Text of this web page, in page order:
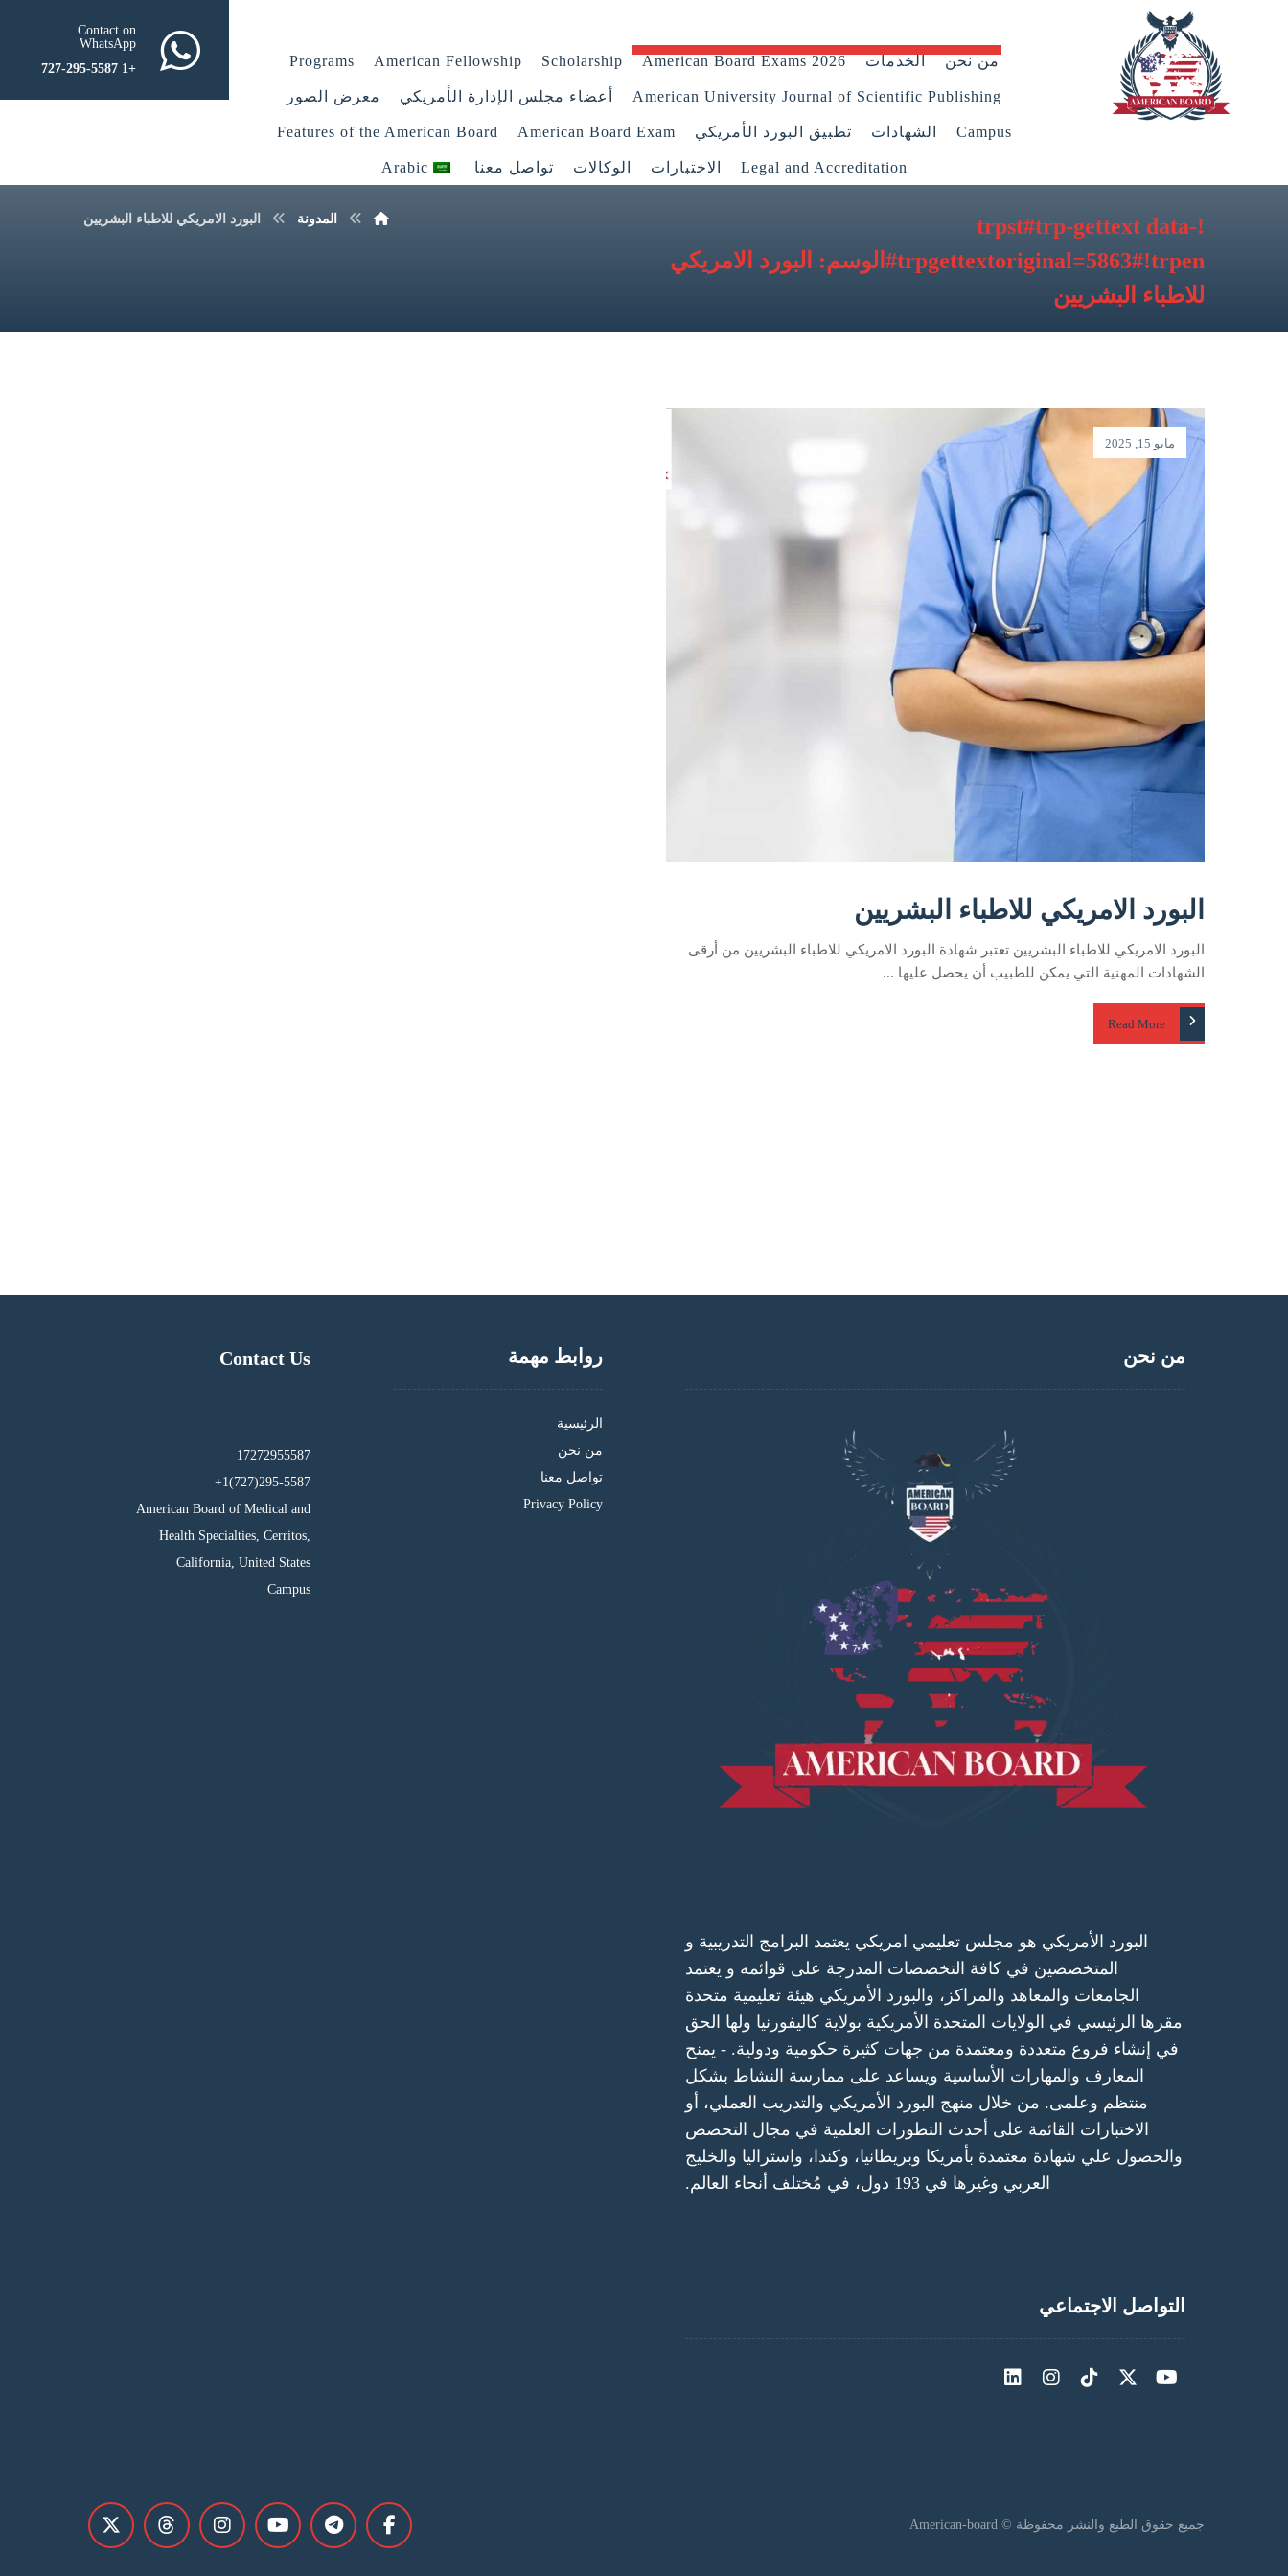
من نحن الخدمات American Board Exams 2026
Scholarship
American Fellowship
Programs
American University Journal of Scientific Publishing أعضاء مجلس الإدارة الأمريكي معرض الصور
Campus الشهادات تطبيق البورد الأمريكي American Board Exam
Features of the American Board
Legal and Accreditation الاختبارات الوكالات تواصل معنا Arabic
Contact on
WhatsApp
+1 727-295-5587
!trpst#trp-gettext data-
trpgettextoriginal=5863#!trpen#الوسم:
البورد الامريكي
للاطباء البشريين​
المدونة البورد الامريكي للاطباء البشريين​
البورد الامريكي للاطباء البشريين​
مايو 15, 2025
البورد الامريكي للاطباء البشريين​ تعتبر شهادة البورد الامريكي للاطباء البشريين​ من أرقى
الشهادات المهنية التي يمكن للطبيب أن يحصل عليها ...
Read More
من نحن
البورد الأمريكي هو مجلس تعليمي امريكي يعتمد البرامج التدريبية و
المتخصصين في كافة التخصصات المدرجة على قوائمه و يعتمد
الجامعات والمعاهد والمراكز، والبورد الأمريكي هيئة تعليمية متحدة
مقرها الرئيسي في الولايات المتحدة الأمريكية بولاية كاليفورنيا ولها الحق
في إنشاء فروع متعددة ومعتمدة من جهات كثيرة حكومية ودولية. - يمنح
المعارف والمهارات الأساسية ويساعد على ممارسة النشاط بشكل
منتظم وعلمى. من خلال منهج البورد الأمريكي والتدريب العملي، أو
الاختبارات القائمة على أحدث التطورات العلمية في مجال التحصص
والحصول علي شهادة معتمدة بأمريكا وبريطانيا، وكندا، واستراليا والخليج
العربي وغيرها في 193 دول، في مُختلف أنحاء العالم.
التواصل الاجتماعي
روابط مهمة
الرئيسية
من نحن
تواصل معنا
Privacy Policy
Contact Us
17272955587
295-5587(727)1+
American Board of Medical and
Health Specialties, Cerritos,
California, United States
Campus
جميع حقوق الطبع والنشر محفوظة © American-board